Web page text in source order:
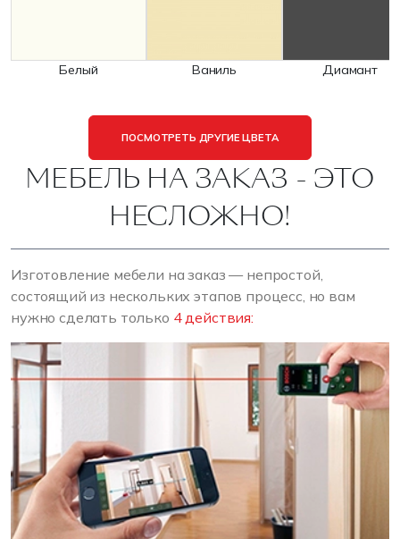
Белый Ваниль Диамант
ПОСМОТРЕТЬ ДРУГИЕ ЦВЕТА
МЕБЕЛЬ НА ЗАКАЗ - ЭТО
НЕСЛОЖНО!
Изготовление мебели на заказ — непростой,
состоящий из нескольких этапов процесс, но вам
нужно сделать только 4 действия: